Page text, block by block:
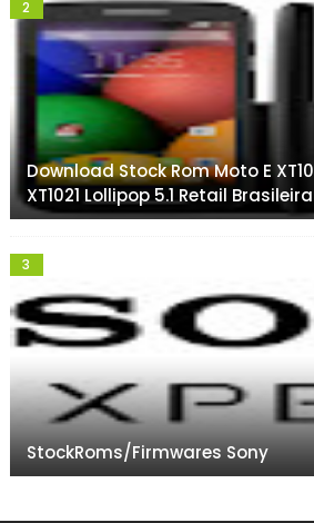
Download Stock Rom Moto E
XT1021 Lollipop 5.1 Retail Brasileira
StockRoms/Firmwares Sony